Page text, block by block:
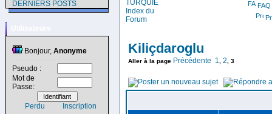
DERNIERS POSTS
Bonjour, Anonyme
Pseudo :
Mot de
Passe:
Perdu Inscription
FAQ
Kiliçdaroglu
Aller à la page Précédente 1 2 3